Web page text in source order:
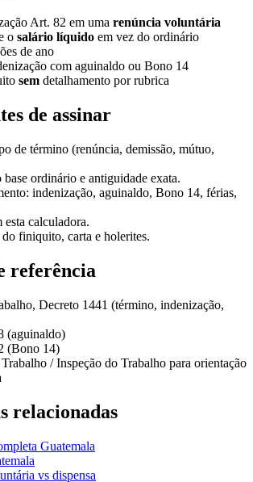
Art. 82 em uma renúncia voluntária
o salário líquido em vez do ordinário
de ano
com aguinaldo ou Bono 14
sem detalhamento por rubrica
de assinar
de término (renúncia, demissão, mútuo,
base ordinário e antiguidade exata.
indenização, aguinaldo, Bono 14, férias,
esta calculadora.
finiquito, carta e holerites.
referência
Decreto 1441 (término, indenização,
(aguinaldo)
(Bono 14)
/ Inspeção do Trabalho para orientação
relacionadas
Guatemala
vs dispensa